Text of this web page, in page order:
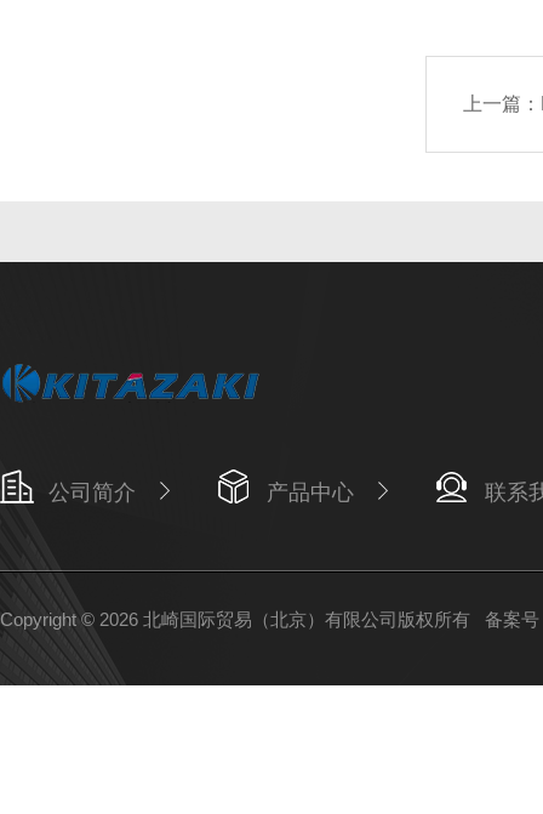
上一篇：
公司简介 产品中心 联系
Copyright © 2026 北崎国际贸易（北京）有限公司版权所有 备案号